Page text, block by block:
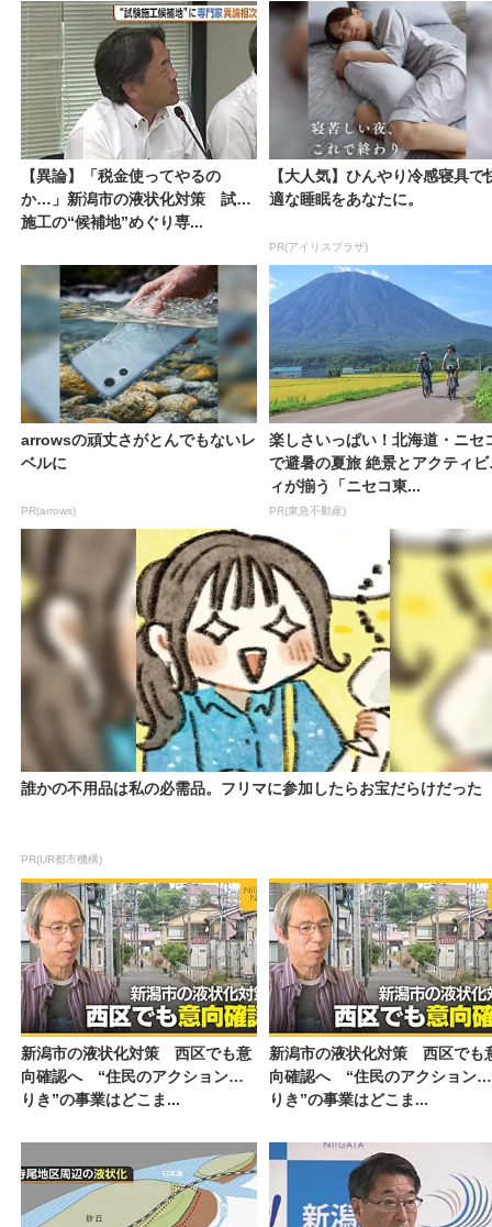
【異論】「税金使ってやるの
か…」新潟市の液状化対策 試験
施工の“候補地”めぐり専...
【大人気】ひんやり冷感寝具で
適な睡眠をあなたに。
PR(アイリスプラザ)
arrowsの頑丈さがとんでもないレ
ベルに
PR(arrows)
楽しさいっぱい！北海道・ニセ
で避暑の夏旅 絶景とアクティビ
ィが揃う「ニセコ東...
PR(東急不動産)
誰かの不用品は私の必需品。フリマに参加したらお宝だらけだった
PR(UR都市機構)
新潟市の液状化対策 西区でも意
向確認へ “住民のアクションあ
りき”の事業はどこま...
新潟市の液状化対策 西区でも
向確認へ “住民のアクションあ
りき”の事業はどこま...